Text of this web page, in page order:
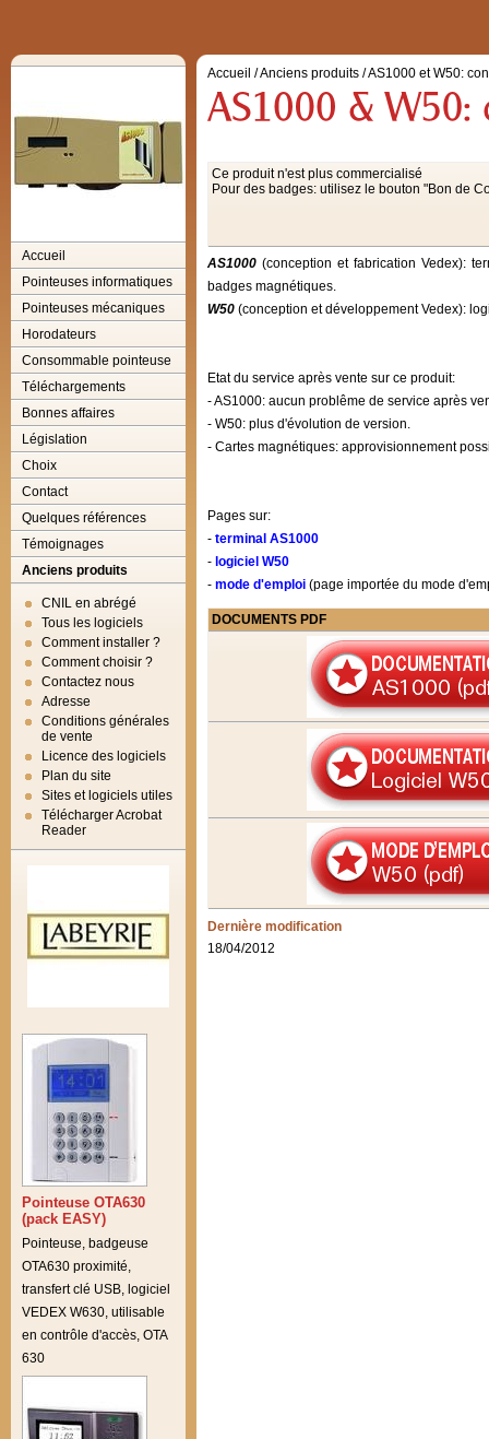
Accueil
Pointeuses informatiques
Pointeuses mécaniques
Horodateurs
Consommable pointeuse
Téléchargements
Bonnes affaires
Législation
Choix
Contact
Quelques références
Témoignages
Anciens produits
CNIL en abrégé
Tous les logiciels
Comment installer ?
Comment choisir ?
Contactez nous
Adresse
Conditions générales
de vente
Licence des logiciels
Plan du site
Sites et logiciels utiles
Télécharger Acrobat
Reader
Pointeuse OTA630
(pack EASY)
Pointeuse, badgeuse
OTA630 proximité,
transfert clé USB, logiciel
VEDEX W630, utilisable
en contrôle d'accès, OTA
630
Accueil /Anciens produits /AS1000 et W50:
Ce produit n'est plus commercialisé
Pour des badges: utilisez le bouton "Bon de
AS1000 (conception et fabrication Vedex):
badges magnétiques.
W50 (conception et développement Vedex):
Etat du service après vente sur ce produit:
- AS1000: aucun problême de service après
- W50: plus d'évolution de version.
- Cartes magnétiques: approvisionnement
Pages sur:
- terminal AS1000
- logiciel W50
- mode d'emploi (page importée du mode
DOCUMENTS PDF
Dernière modification
18/04/2012